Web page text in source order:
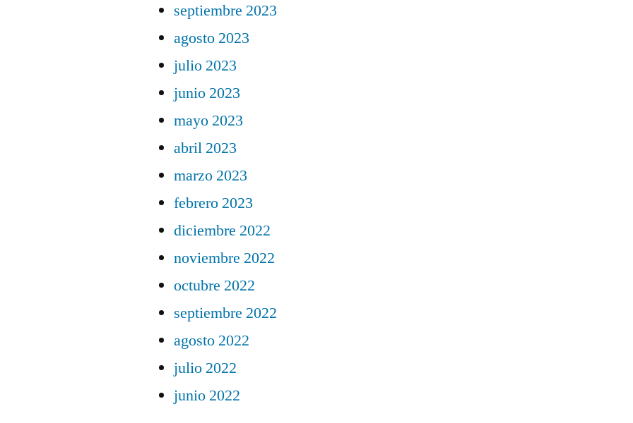
septiembre 2023
agosto 2023
julio 2023
junio 2023
mayo 2023
abril 2023
marzo 2023
febrero 2023
diciembre 2022
noviembre 2022
octubre 2022
septiembre 2022
agosto 2022
julio 2022
junio 2022